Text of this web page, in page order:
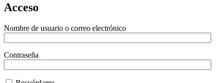
Acceso
Nombre de usuario o correo electrónico
Contraseña